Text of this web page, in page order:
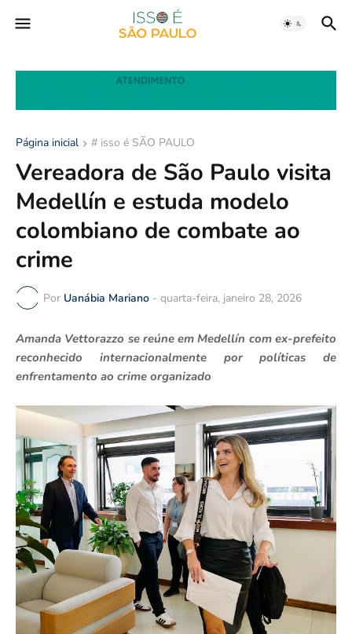
Página inicial # isso é SÃO PAULO
Vereadora de São Paulo visita
Medellín e estuda modelo
colombiano de combate ao
crime
Por Uanábia Mariano - quarta-feira, janeiro 28, 2026
Amanda Vettorazzo se reúne em Medellín com ex-prefeito
reconhecido internacionalmente por políticas de
enfrentamento ao crime organizado